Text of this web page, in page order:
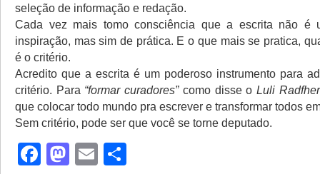
seleção de informação e redação.
Cada vez mais tomo consciência que a escrita não é
inspiração, mas sim de prática. E o que mais se pratica,
é o critério.
Acredito que a escrita é um poderoso instrumento para
critério. Para “formar curadores” como disse oLuli Radfher
que colocar todo mundo pra escrever e transformar todos em
Sem critério, pode ser que você se torne deputado.
Facebook
Mastodon
Email